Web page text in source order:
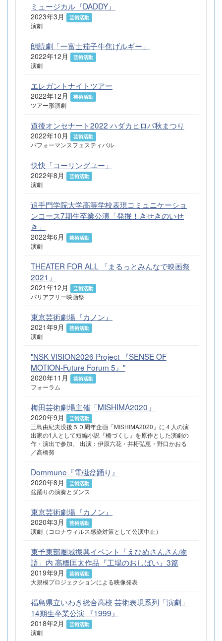
ミュージカル『DADDY』
2023年3月 芸術活動
演劇
朗読劇「一富士茄子牛焦げルギー」
2022年12月 芸術活動
演劇
エレガントナイトツアー
2022年12月 芸術活動
ツアー形演劇
道後オンセナート2022 ハダカヒロバ秋まつり
2022年10月 芸術活動
パフォーマンスフェスティバル
快快「コーリングユー」
2022年8月 芸術活動
演劇
追手門学院大学高等学校表現コミュニケーショ
ンコース7期生卒業公演「発掘！きせきのいせ
き」
2022年6月 芸術活動
演劇
THEATER FOR ALL 「まるっとみんなで映画祭
2021」
2021年12月 芸術活動
バリアフリー映画祭
東京芸術劇場『カノン』
2021年9月 芸術活動
演劇
"NSK VISION2026 Project 『SENSE OF
MOTION-Future Forum 5』"
2020年11月 芸術活動
フォーラム
梅田芸術劇場主催「MISHIMA2020」
2020年9月 芸術活動
三島由紀夫没後５０周年企画「MISHIMA2020」に４人の演
出家の1人として短編小説『橋づくし』を原作とした演劇の
作・演出で参加。 出演：伊原六花・井桁弘恵・野口かおる
／高橋努
Dommune『電磁盆踊り』
2020年8月 芸術活動
盆踊りの演奏とダンス
東京芸術劇場『カノン』
2020年3月 芸術活動
演劇（コロナウィルス感染対策として公演中止）
東予東部圏域振興イベント「えひめさんさん物
語」内 髙橋匡太作品『工場のおしばい』3篇
2019年9月 芸術活動
大規模プロジェクションによる映像発表
福島県立いわき総合高校 芸術表現系列「演劇」
14期生卒業公演 『1999』
2018年2月 芸術活動
演劇